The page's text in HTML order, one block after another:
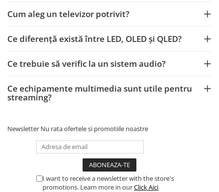
Cum aleg un televizor potrivit?
Ce diferență există între LED, OLED și QLED?
Ce trebuie să verific la un sistem audio?
Ce echipamente multimedia sunt utile pentru
streaming?
Newsletter Nu rata ofertele si promotiile noastre
I want to receive a newsletter with the store's
promotions. Learn more in ourClick Aici